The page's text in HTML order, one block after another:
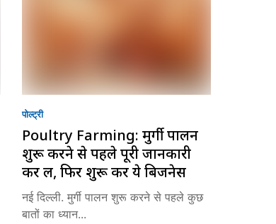
पोल्ट्री
Poultry Farming: मुर्गी पालन
शुरू करने से पहले पूरी जानकारी
कर लें, फिर शुरू करें ये बिजनेस
नई दिल्ली. मुर्गी पालन शुरू करने से पहले कुछ
बातों का ध्यान...